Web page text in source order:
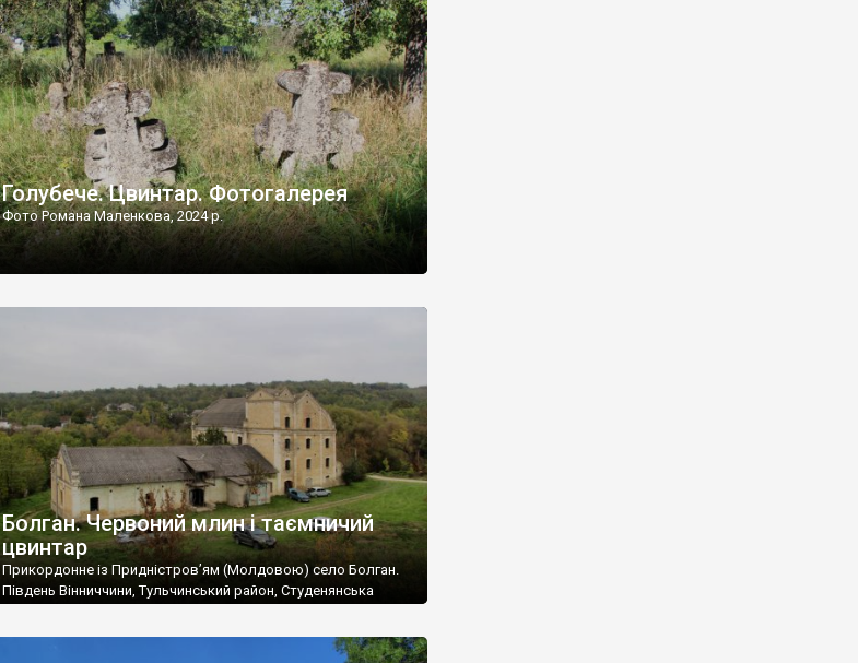
[…]
Голубече. Цвинтар. Фотогалерея
Фото Романа Маленкова, 2024 р.
Болган. Червоний млин і таємничий
цвинтар
Прикордонне із Придністров’ям (Молдовою) село Болган.
Південь Вінниччини, Тульчинський район, Студенянська
старовинний цвинтар із кам’яними хрестами. Всі епітафії, які